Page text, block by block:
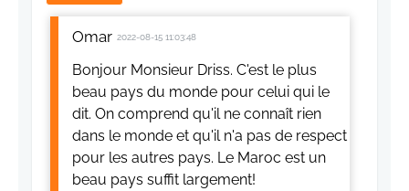
Omar 2022-08-15 11:03:48
Bonjour Monsieur Driss. C'est le plus
beau pays du monde pour celui qui le
dit. On comprend qu'il ne connaît rien
dans le monde et qu'il n'a pas de respect
pour les autres pays. Le Maroc est un
beau pays suffit largement!